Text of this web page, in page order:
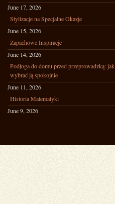
June 17, 2026
Stylizacje na Specjalne Okazje
June 15, 2026
Zapachowe Inspiracje
June 14, 2026
Podłoga do domu przed przeprowadzką: jak
wybrać ją spokojnie
June 11, 2026
Historia Matematyki
June 9, 2026